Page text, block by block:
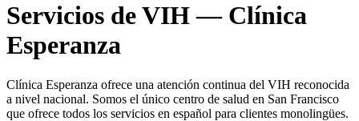
Servicios de VIH — Clínica
Esperanza
Clínica Esperanza ofrece una atención continua del VIH reconocida
a nivel nacional. Somos el único centro de salud en San Francisco
que ofrece todos los servicios en español para clientes monolingües.